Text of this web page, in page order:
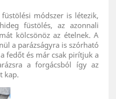
módszer is létezik,
füstölés, az azonnali
kölcsönöz az ételnek. A
a parázságyra is szórható
fedőt és már csak pirítjuk a
a forgácsból így az
kap.